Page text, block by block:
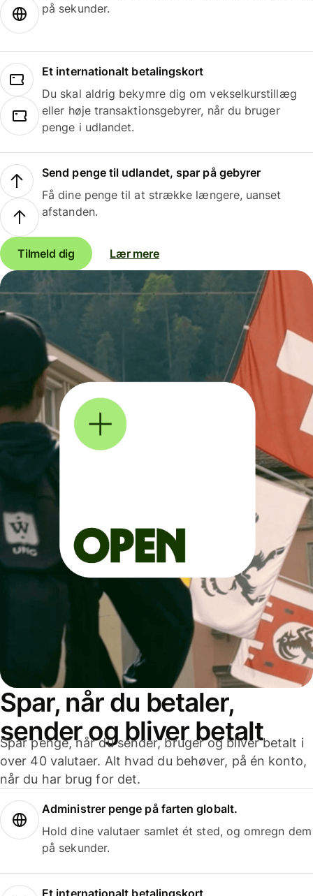
på sekunder.
Et internationalt betalingskort
Du skal aldrig bekymre dig om vekselkurstillæg
eller høje transaktionsgebyrer, når du bruger
penge i udlandet.
Send penge til udlandet, spar på gebyrer
Få dine penge til at strække længere, uanset
afstanden.
Tilmeld dig Lær mere
Spar, når du betaler,
sender og bliver betalt
Spar penge, når du sender, bruger og bliver betalt i
over 40 valutaer. Alt hvad du behøver, på én konto,
når du har brug for det.
Administrer penge på farten globalt.
Hold dine valutaer samlet ét sted, og omregn dem
på sekunder.